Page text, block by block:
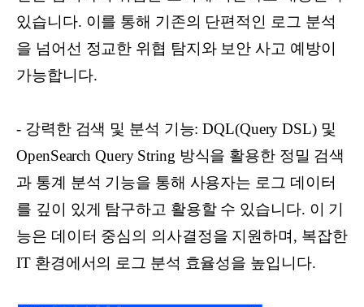
있습니다. 이를 통해 기존의 단편적인 로그 분석
을 넘어선 정교한 위협 탐지와 보안 사고 예방이
가능합니다.
- 강력한 검색 및 분석 기능: DQL(Query DSL) 및
OpenSearch Query String 방식을 활용한 정밀 검색
과 통계 분석 기능을 통해 사용자는 로그 데이터
를 깊이 있게 탐구하고 활용할 수 있습니다. 이 기
능은 데이터 중심의 의사결정을 지원하며, 복잡한
IT 환경에서의 로그 분석 효율성을 높입니다.